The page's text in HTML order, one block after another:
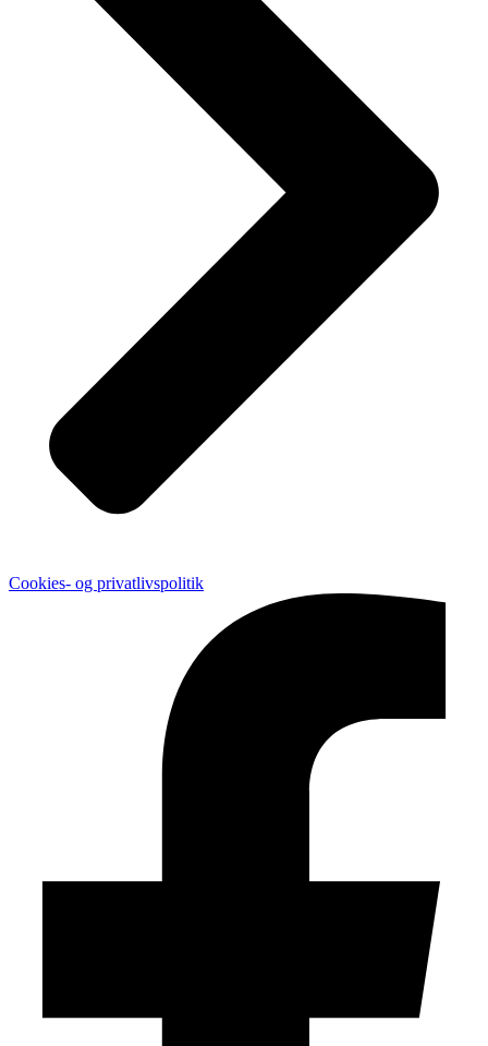
Cookies- og privatlivspolitik